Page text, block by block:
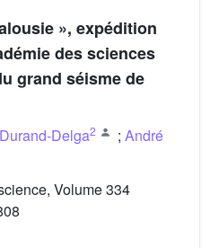
», expédition
des sciences
grand séisme de
Delga2 ; André
Volume 334